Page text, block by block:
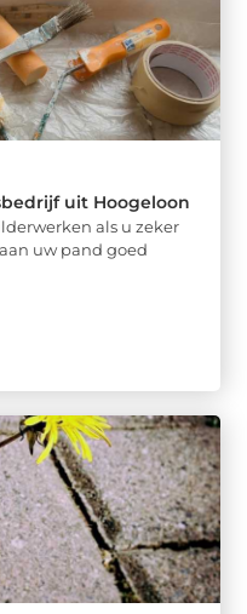
uit Hoogeloon
als u zeker
uw pand goed